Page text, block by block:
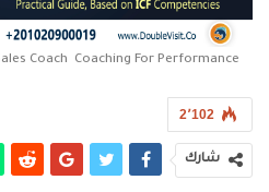
Coach Coaching For Performance
2٬102
شارك